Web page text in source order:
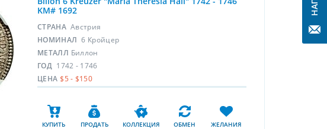
KM# 1692
СТРАНА Австрия
НОМИНАЛ 6 Кройцер
МЕТАЛЛ Биллон
ГОД 1742 - 1746
ЦЕНА $5 - $150
КУПИТЬ ПРОДАТЬ КОЛЛЕКЦИЯ ОБМЕН ЖЕЛАНИЯ